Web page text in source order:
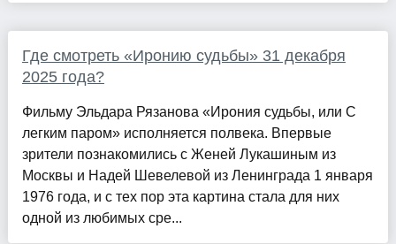
Где смотреть «Иронию судьбы» 31 декабря
2025 года?
Фильму Эльдара Рязанова «Ирония судьбы, или С
легким паром» исполняется полвека. Впервые
зрители познакомились с Женей Лукашиным из
Москвы и Надей Шевелевой из Ленинграда 1 января
1976 года, и с тех пор эта картина стала для них
одной из любимых сре...